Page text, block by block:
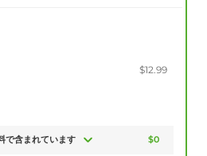
$12.99
で含まれています $0